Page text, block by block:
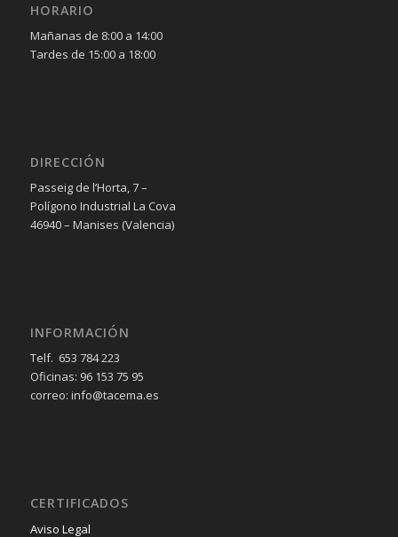
HORARIO
Mañanas de 8:00 a 14:00
Tardes de 15:00 a 18:00
DIRECCIÓN
Passeig de l’Horta, 7 –
Polígono Industrial La Cova
46940 – Manises (Valencia)
INFORMACIÓN
Telf. 653 784 223
Oficinas: 96 153 75 95
correo: info@tacema.es
CERTIFICADOS
Aviso Legal